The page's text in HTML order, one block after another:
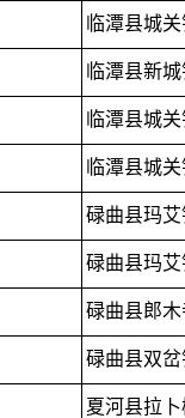
临潭县城
临潭县新
临潭县城
临潭县城
碌曲县玛
碌曲县玛
碌曲县郎
碌曲县双
夏河县拉